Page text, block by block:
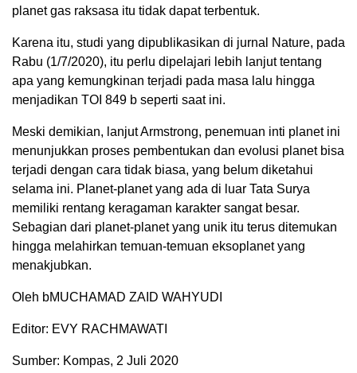
planet gas raksasa itu tidak dapat terbentuk.
Karena itu, studi yang dipublikasikan di jurnal Nature, pada
Rabu (1/7/2020), itu perlu dipelajari lebih lanjut tentang
apa yang kemungkinan terjadi pada masa lalu hingga
menjadikan TOI 849 b seperti saat ini.
Meski demikian, lanjut Armstrong, penemuan inti planet ini
menunjukkan proses pembentukan dan evolusi planet bisa
terjadi dengan cara tidak biasa, yang belum diketahui
selama ini. Planet-planet yang ada di luar Tata Surya
memiliki rentang keragaman karakter sangat besar.
Sebagian dari planet-planet yang unik itu terus ditemukan
hingga melahirkan temuan-temuan eksoplanet yang
menakjubkan.
Oleh bMUCHAMAD ZAID WAHYUDI
Editor: EVY RACHMAWATI
Sumber: Kompas, 2 Juli 2020